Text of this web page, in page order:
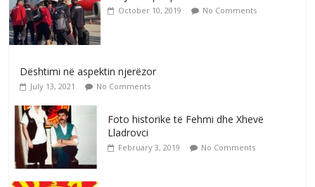
October 10, 2019 No Comments
Dështimi në aspektin njerëzor
July 13, 2021 No Comments
Foto historike të Fehmi dhe Xhevë
Lladrovci
February 3, 2019 No Comments